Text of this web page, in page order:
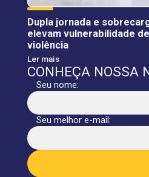
Dupla jornada e
elevam vulnerabilidade
violência
Ler mais
CONHEÇA NOSSA
Seu nome:
Seu melhor e-mail: